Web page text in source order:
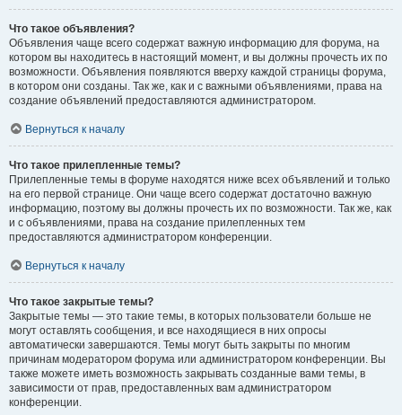
Что такое объявления?
Объявления чаще всего содержат важную информацию для форума, на
котором вы находитесь в настоящий момент, и вы должны прочесть их по
возможности. Объявления появляются вверху каждой страницы форума,
в котором они созданы. Так же, как и с важными объявлениями, права на
создание объявлений предоставляются администратором.
Вернуться к началу
Что такое прилепленные темы?
Прилепленные темы в форуме находятся ниже всех объявлений и только
на его первой странице. Они чаще всего содержат достаточно важную
информацию, поэтому вы должны прочесть их по возможности. Так же, как
и с объявлениями, права на создание прилепленных тем
предоставляются администратором конференции.
Вернуться к началу
Что такое закрытые темы?
Закрытые темы — это такие темы, в которых пользователи больше не
могут оставлять сообщения, и все находящиеся в них опросы
автоматически завершаются. Темы могут быть закрыты по многим
причинам модератором форума или администратором конференции. Вы
также можете иметь возможность закрывать созданные вами темы, в
зависимости от прав, предоставленных вам администратором
конференции.